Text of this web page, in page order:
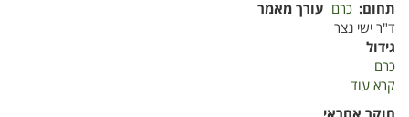
תחום כרם עורך מאמר
ד"ר ישי נצר
גידול
כרם
קרא עוד